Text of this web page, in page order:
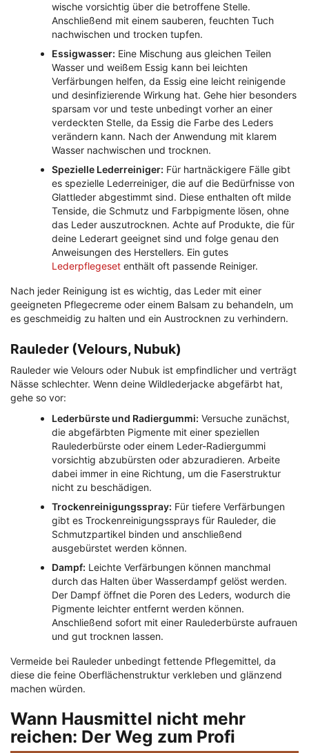
wische vorsichtig über die betroffene Stelle.
Anschließend mit einem sauberen, feuchten Tuch
nachwischen und trocken tupfen.
Essigwasser: Eine Mischung aus gleichen Teilen
Wasser und weißem Essig kann bei leichten
Verfärbungen helfen, da Essig eine leicht reinigende
und desinfizierende Wirkung hat. Gehe hier besonders
sparsam vor und teste unbedingt vorher an einer
verdeckten Stelle, da Essig die Farbe des Leders
verändern kann. Nach der Anwendung mit klarem
Wasser nachwischen und trocknen.
Spezielle Lederreiniger: Für hartnäckigere Fälle gibt
es spezielle Lederreiniger, die auf die Bedürfnisse von
Glattleder abgestimmt sind. Diese enthalten oft milde
Tenside, die Schmutz und Farbpigmente lösen, ohne
das Leder auszutrocknen. Achte auf Produkte, die für
deine Lederart geeignet sind und folge genau den
Anweisungen des Herstellers. Ein gutes
Lederpflegeset enthält oft passende Reiniger.
Nach jeder Reinigung ist es wichtig, das Leder mit einer
geeigneten Pflegecreme oder einem Balsam zu behandeln, um
es geschmeidig zu halten und ein Austrocknen zu verhindern.
Rauleder (Velours, Nubuk)
Rauleder wie Velours oder Nubuk ist empfindlicher und verträgt
Nässe schlechter. Wenn deine Wildlederjacke abgefärbt hat,
gehe so vor:
Lederbürste und Radiergummi: Versuche zunächst,
die abgefärbten Pigmente mit einer speziellen
Raulederbürste oder einem Leder-Radiergummi
vorsichtig abzubürsten oder abzuradieren. Arbeite
dabei immer in eine Richtung, um die Faserstruktur
nicht zu beschädigen.
Trockenreinigungsspray: Für tiefere Verfärbungen
gibt es Trockenreinigungssprays für Rauleder, die
Schmutzpartikel binden und anschließend
ausgebürstet werden können.
Dampf: Leichte Verfärbungen können manchmal
durch das Halten über Wasserdampf gelöst werden.
Der Dampf öffnet die Poren des Leders, wodurch die
Pigmente leichter entfernt werden können.
Anschließend sofort mit einer Raulederbürste aufrauen
und gut trocknen lassen.
Vermeide bei Rauleder unbedingt fettende Pflegemittel, da
diese die feine Oberflächenstruktur verkleben und glänzend
machen würden.
Wann Hausmittel nicht mehr
reichen: Der Weg zum Profi